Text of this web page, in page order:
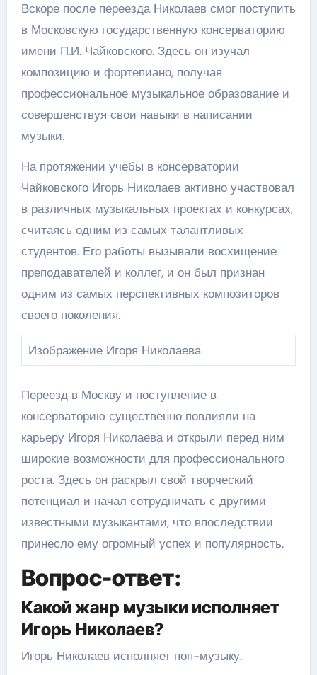
Вскоре после переезда Николаев смог поступить
в Московскую государственную консерваторию
имени П.И. Чайковского. Здесь он изучал
композицию и фортепиано, получая
профессиональное музыкальное образование и
совершенствуя свои навыки в написании
музыки.
На протяжении учебы в консерватории
Чайковского Игорь Николаев активно участвовал
в различных музыкальных проектах и конкурсах,
считаясь одним из самых талантливых
студентов. Его работы вызывали восхищение
преподавателей и коллег, и он был признан
одним из самых перспективных композиторов
своего поколения.
Изображение Игоря Николаева
Переезд в Москву и поступление в
консерваторию существенно повлияли на
карьеру Игоря Николаева и открыли перед ним
широкие возможности для профессионального
роста. Здесь он раскрыл свой творческий
потенциал и начал сотрудничать с другими
известными музыкантами, что впоследствии
принесло ему огромный успех и популярность.
Вопрос-ответ:
Какой жанр музыки исполняет
Игорь Николаев?
Игорь Николаев исполняет поп-музыку.